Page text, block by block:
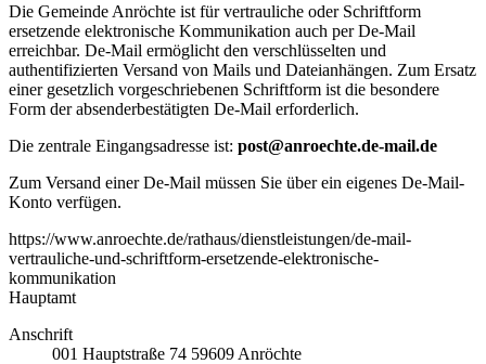
Die Gemeinde Anröchte ist für vertrauliche oder Schriftform
ersetzende elektronische Kommunikation auch per De-Mail
erreichbar. De-Mail ermöglicht den verschlüsselten und
authentifizierten Versand von Mails und Dateianhängen. Zum Ersatz
einer gesetzlich vorgeschriebenen Schriftform ist die besondere
Form der absenderbestätigten De-Mail erforderlich.
Die zentrale Eingangsadresse ist: post@anroechte.de-mail.de
Zum Versand einer De-Mail müssen Sie über ein eigenes De-Mail-
Konto verfügen.
https://www.anroechte.de/rathaus/dienstleistungen/de-mail-
vertrauliche-und-schriftform-ersetzende-elektronische-
kommunikation
Hauptamt
Anschrift
001 Hauptstraße 74 59609 Anröchte